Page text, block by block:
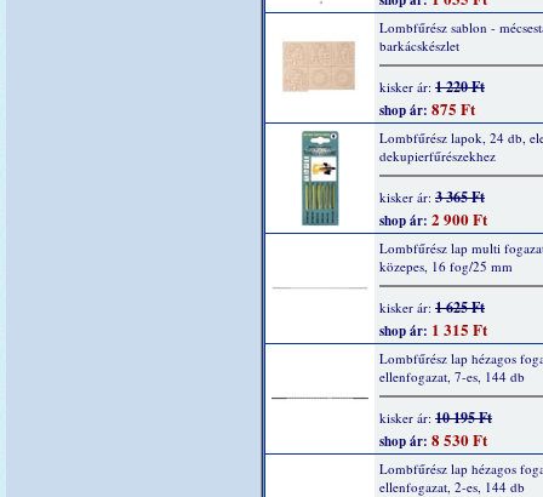
Lombfűrész sablon -
barkácskészlet
kisker ár: 1 220 Ft
shop ár: 875 Ft
Lombfűrész lapok, 24 db,
dekupierfűrészekhez
kisker ár: 3 365 Ft
shop ár: 2 900 Ft
Lombfűrész lap multi
közepes, 16 fog/25 mm
kisker ár: 1 625 Ft
shop ár: 1 315 Ft
Lombfűrész lap hézagos
ellenfogazat, 7-es, 144 db
kisker ár: 10 195 Ft
shop ár: 8 530 Ft
Lombfűrész lap hézagos
ellenfogazat, 2-es, 144 db